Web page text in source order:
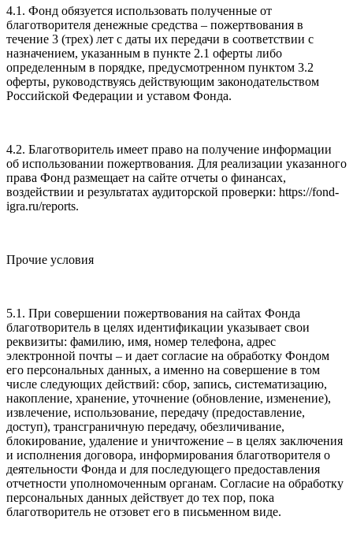
4.1. Фонд обязуется использовать полученные от
благотворителя денежные средства – пожертвования в
течение 3 (трех) лет с даты их передачи в соответствии с
назначением, указанным в пункте 2.1 оферты либо
определенным в порядке, предусмотренном пунктом 3.2
оферты, руководствуясь действующим законодательством
Российской Федерации и уставом Фонда.
4.2. Благотворитель имеет право на получение информации
об использовании пожертвования. Для реализации указанного
права Фонд размещает на сайте отчеты о финансах,
воздействии и результатах аудиторской проверки: https://fond-
igra.ru/reports.
Прочие условия
5.1. При совершении пожертвования на сайтах Фонда
благотворитель в целях идентификации указывает свои
реквизиты: фамилию, имя, номер телефона, адрес
электронной почты – и дает согласие на обработку Фондом
его персональных данных, а именно на совершение в том
числе следующих действий: сбор, запись, систематизацию,
накопление, хранение, уточнение (обновление, изменение),
извлечение, использование, передачу (предоставление,
доступ), трансграничную передачу, обезличивание,
блокирование, удаление и уничтожение – в целях заключения
и исполнения договора, информирования благотворителя о
деятельности Фонда и для последующего предоставления
отчетности уполномоченным органам. Согласие на обработку
персональных данных действует до тех пор, пока
благотворитель не отзовет его в письменном виде.